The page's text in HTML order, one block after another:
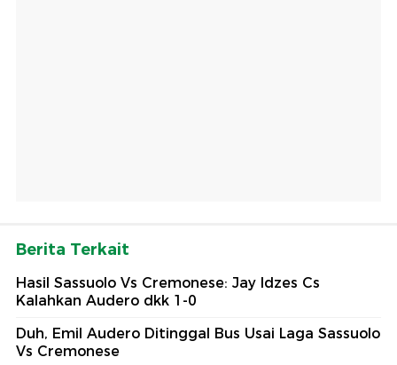
Berita Terkait
Hasil Sassuolo Vs Cremonese: Jay Idzes Cs
Kalahkan Audero dkk 1-0
Duh, Emil Audero Ditinggal Bus Usai Laga Sassuolo
Vs Cremonese